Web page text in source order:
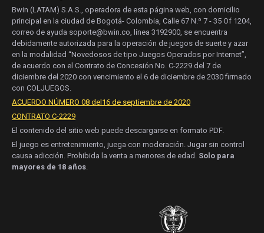
Bwin (LATAM) S.A.S., operadora de esta página web, con domicilio
principal en la ciudad de Bogotá- Colombia, Calle 67 N.º 7 - 35 Of 1204,
correo de ayuda soporte@bwin.co, línea 3192900, se encuentra
debidamente autorizada para la operación de juegos de suerte y azar
en la modalidad “Novedosos de tipo Juegos Operados por Internet”,
de acuerdo con el Contrato de Concesión No. C-2229 del 7 de
diciembre del 2020 con vencimiento el 6 de diciembre de 2030 firmado
con COLJUEGOS.
ACUERDO NÚMERO 08 del16 de septiembre de 2020
CONTRATO C-2229
El contenido del sitio web puede descargarse en formato PDF.
El juego es entretenimiento, juega con moderación. Jugar sin control
causa adicción. Prohibida la venta a menores de edad. Solo para
mayores de 18 años